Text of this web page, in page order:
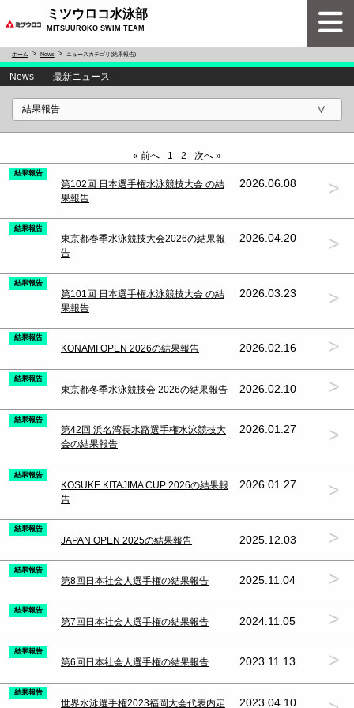
ミツウロコ水泳部
MITSUUROKO SWIM TEAM
ホーム News ニュースカテゴリ(結果報告)
News 最新ニュース
« 前へ 1 2 次へ »
結果報告
第102回 日本選手権水泳競技大会 の結
果報告
2026.06.08 >
結果報告
東京都春季水泳競技大会2026の結果報
告
2026.04.20 >
結果報告
第101回 日本選手権水泳競技大会 の結
果報告
2026.03.23 >
結果報告
KONAMI OPEN 2026の結果報告 2026.02.16 >
結果報告
東京都冬季水泳競技会 2026の結果報告 2026.02.10 >
結果報告
第42回 浜名湾長水路選手権水泳競技大
会の結果報告
2026.01.27 >
結果報告
KOSUKE KITAJIMA CUP 2026の結果報
告
2026.01.27 >
結果報告
JAPAN OPEN 2025の結果報告 2025.12.03 >
結果報告
第8回日本社会人選手権の結果報告 2025.11.04 >
結果報告
第7回日本社会人選手権の結果報告 2024.11.05 >
結果報告
第6回日本社会人選手権の結果報告 2023.11.13 >
結果報告
世界水泳選手権2023福岡大会代表内定 2023.04.10